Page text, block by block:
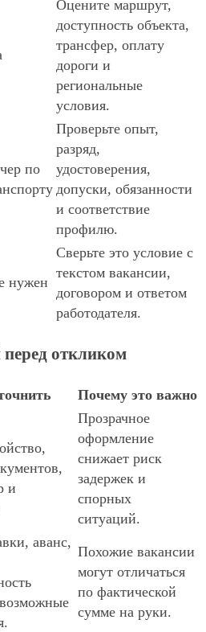
Оцените маршрут,
доступность объекта,
трансфер, оплату
дороги и
региональные
условия.
по
Проверьте опыт,
разряд,
удостоверения,
допуски, обязанности
и соответствие
профилю.
нужен
Сверьте это условие с
текстом вакансии,
договором и ответом
работодателя.
откликом
Почему это важно
и
Прозрачное
оформление
снижает риск
задержек и
спорных
ситуаций.
аванс,
Похожие вакансии
могут отличаться
по фактической
сумме на руки.